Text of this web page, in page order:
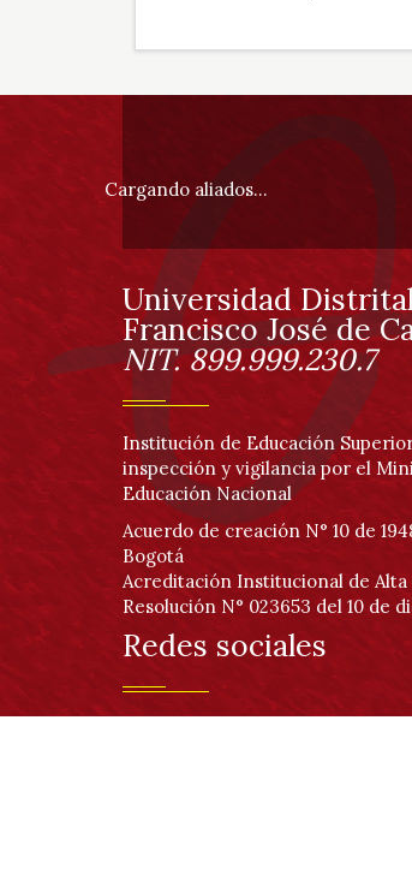
Información
pie
de
página
Cargando aliados...
Información
Universidad
Francisco José de
NIT. 899.999.230.7
Institución de Educación
inspección y vigilancia por el
Educación Nacional
Acuerdo de creación N° 10 de
Bogotá
Acreditación Institucional de Alta
Resolución N° 023653 del 10 de
Redes sociales